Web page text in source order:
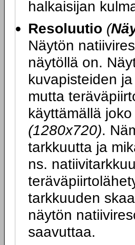
halkaisijan
Resoluutio (
Näytön
näytöllä on.
kuvapisteiden
mutta
käyttämällä
(1280x720).
tarkkuutta ja
ns.
tarkkuuden
näytön
saavuttaa.